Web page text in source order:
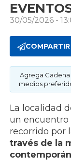
30/05/2026 -
COMPARTIR
Agrega Cadena
medios
La localidad
un
recorrido por
través de la